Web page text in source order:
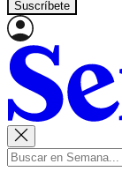
Suscríbete